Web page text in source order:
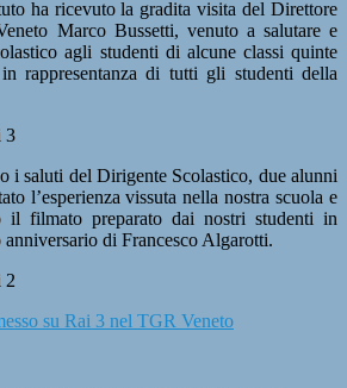
ha ricevuto la gradita visita del Direttore
Marco Bussetti, venuto a salutare e
agli studenti di alcune classi quinte
rappresentanza di tutti gli studenti della
i saluti del Dirigente Scolastico, due alunni
l’esperienza vissuta nella nostra scuola e
il filmato preparato dai nostri studenti in
anniversario di Francesco Algarotti.
su Rai 3 nel TGR Veneto